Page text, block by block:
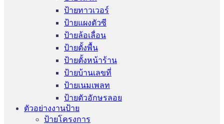
ป้ายทาวเวอร์
ป้ายแผงตัวซี
ป้ายล้อเลื่อน
ป้ายตั้งพื้น
ป้ายตั้งหน้าร้าน
ป้ายบ้านเลขที่
ป้ายเนมเพลท
ป้ายตัวอักษรลอย
ตัวอย่างงานป้าย
ป้ายโครงการ